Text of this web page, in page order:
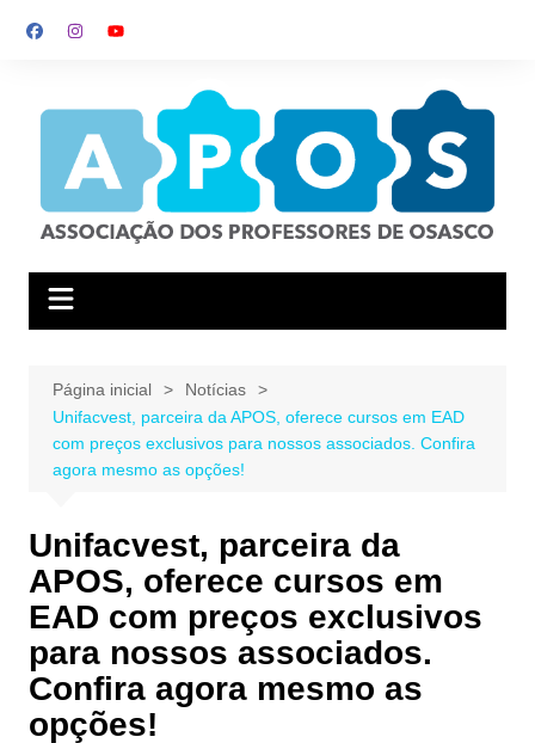
para
Página inicial
Notícias
Unifacvest, parceira da APOS, oferece cursos em EAD
com preços exclusivos para nossos associados. Confira
agora mesmo as opções!
Unifacvest, parceira da
APOS, oferece cursos em
EAD com preços exclusivos
para nossos associados.
Confira agora mesmo as
opções!